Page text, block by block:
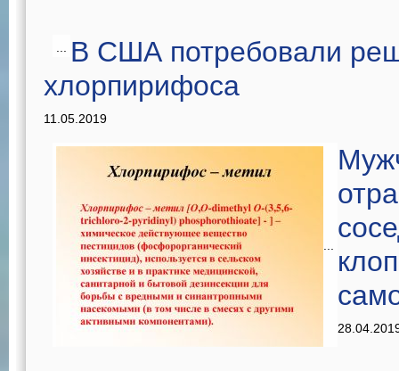
В США потребовали
хлорпирифоса
11.05.2019
...